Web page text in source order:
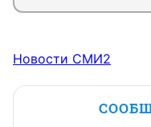
Новости СМИ2